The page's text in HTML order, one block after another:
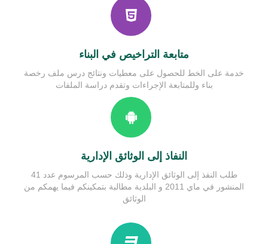
متابعة التراخيص في البناء
خدمة على الخط للحصول على معطيات ونتائج درس ملف رخصة
بناء وللمتابعة الإجراءات وتقدم دراسة الملفات
النفاذ إلى الوثائق الإدارية
طلب النفذ إلى الوثائق الإدارية وذلك حسب المرسوم عدد 41
المنشور في ماي 2011 و البلدية مطالبة بتمكينكم فيما يهمكم من
الوثائق